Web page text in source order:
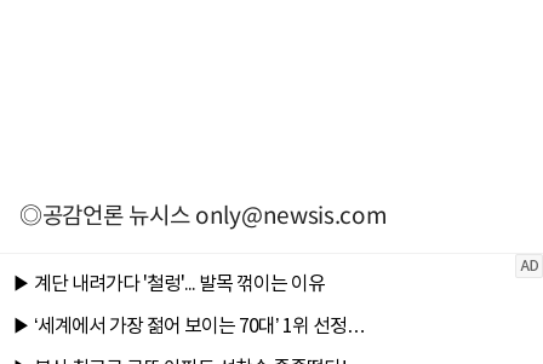
◎공감언론 뉴시스only@newsis.com